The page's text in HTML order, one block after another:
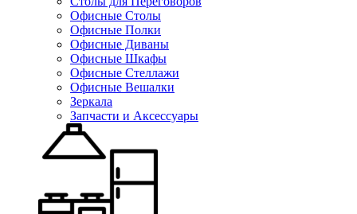
Офисные Столы
Офисные Полки
Офисные Диваны
Офисные Шкафы
Офисные Стеллажи
Офисные Вешалки
Зеркала
Запчасти и Аксессуары